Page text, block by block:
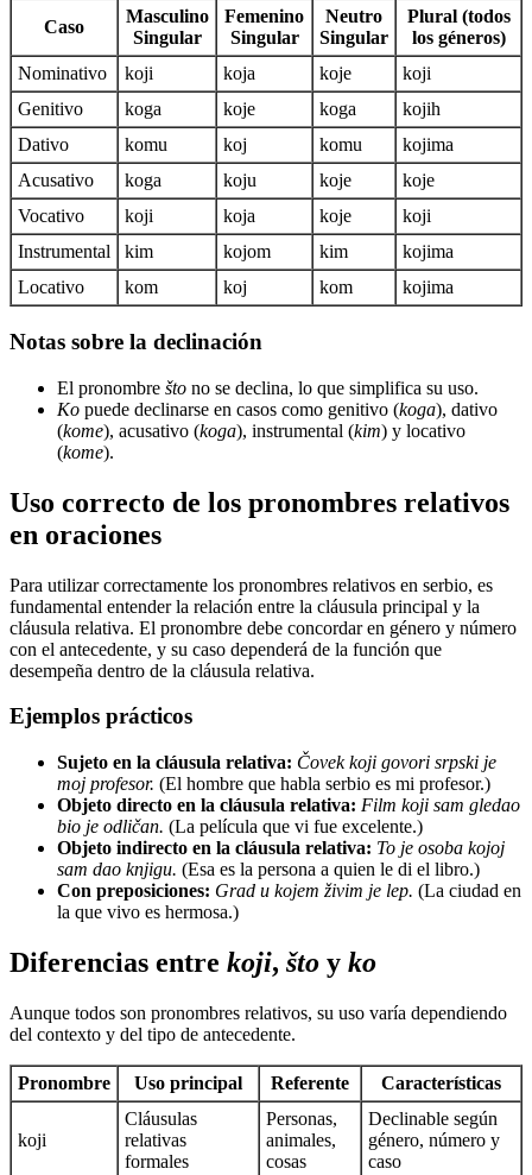
Caso
Masculino
Singular
Femenino
Singular
Neutro
Singular
Plural (todos
los géneros)
Nominativo
koji koja koje
koji
Genitivo
koga koje koga
kojih
Dativo
komu koj komu
kojima
Acusativo
koga koju koje
koje
Vocativo
koji koja koje
koji
Instrumental
kim kojom kim
kojima
Locativo
kom koj kom kojima
Notas sobre la declinación
El pronombre što no se declina, lo que simplifica su uso.
Ko puede declinarse en casos como genitivo (koga), dativo
(kome), acusativo (koga), instrumental (kim) y locativo
(kome).
Uso correcto de los pronombres relativos
en oraciones
Para utilizar correctamente los pronombres relativos en serbio, es
fundamental entender la relación entre la cláusula principal y la
cláusula relativa. El pronombre debe concordar en género y número
con el antecedente, y su caso dependerá de la función que
desempeña dentro de la cláusula relativa.
Ejemplos prácticos
Sujeto en la cláusula relativa: Čovek koji govori srpski je
moj profesor. (El hombre que habla serbio es mi profesor.)
Objeto directo en la cláusula relativa: Film koji sam gledao
bio je odličan. (La película que vi fue excelente.)
Objeto indirecto en la cláusula relativa: To je osoba kojoj
sam dao knjigu. (Esa es la persona a quien le di el libro.)
Con preposiciones: Grad u kojem živim je lep. (La ciudad en
la que vivo es hermosa.)
Diferencias entre koji, što y ko
Aunque todos son pronombres relativos, su uso varía dependiendo
del contexto y del tipo de antecedente.
Pronombre Uso principal Referente Características
koji
Cláusulas
relativas
formales
Personas,
animales,
cosas
Declinable según
género, número y
caso